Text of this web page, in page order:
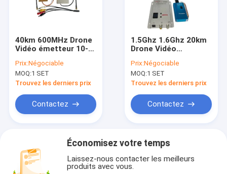
40km 600MHz Drone
Vidéo émetteur 10-
Lien 8CH
Prix:Négociable
MOQ:1 SET
Trouvez les derniers prix
Contactez
1.5Ghz 1.6Ghz 20km
Drone Vidéo
Longue portée FPV
VTX
Prix:Négociable
MOQ:1 SET
Trouvez les derniers prix
Contactez
Économisez votre temps
Laissez-nous contacter les meilleurs
produits avec vous.